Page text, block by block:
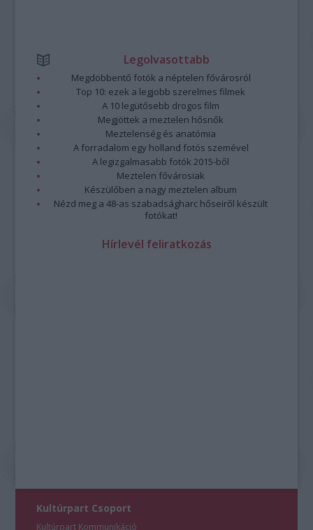
Legolvasottabb
Megdöbbentő fotók a néptelen fővárosról
Top 10: ezek a legjobb szerelmes filmek
A 10 legütősebb drogos film
Megjöttek a meztelen hősnők
Meztelenség és anatómia
A forradalom egy holland fotós szemével
A legizgalmasabb fotók 2015-ből
Meztelen fővárosiak
Készülőben a nagy meztelen album
Nézd meg a 48-as szabadságharc hőseiről készült
fotókat!
Hírlevél feliratkozás
Kultúrpart Csoport
Kultúrpart Kommunikáció